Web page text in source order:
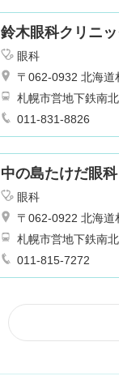
鈴木眼科クリニッ
眼科
〒062-0932 北海道
ル２階
011-831-8826
中の島たけだ眼科
眼科
〒062-0922 北海道
Ｆ
札幌市営地下鉄南
011-815-7272